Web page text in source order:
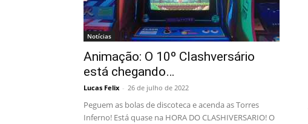
Notícias
Animação: O 10º Clashversário
está chegando…
Lucas Felix - 26 de julho de 2022
Peguem as bolas de discoteca e acenda as Torres
Inferno! Está quase na HORA DO CLASHIVERSARIO! O